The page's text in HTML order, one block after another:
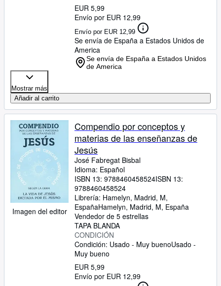
EUR 5,99
Envío por EUR 12,99
Envío por EUR 12,99
Se envía de España a Estados Unidos de
America
Se envía de España a Estados Unidos
de America
Mostrar más
Añadir al carrito
Imagen del editor
Compendio por conceptos y
materias de las enseñanzas de
Jesús
José Fabregat Bisbal
Idioma: Español
ISBN 13: 9788460458524ISBN 13:
9788460458524
Librería: Hamelyn, Madrid, M,
EspañaHamelyn, Madrid, M, España
Vendedor de 5 estrellas
TAPA BLANDA
CONDICIÓN
Condición: Usado - Muy buenoUsado -
Muy bueno
EUR 5,99
Envío por EUR 12,99